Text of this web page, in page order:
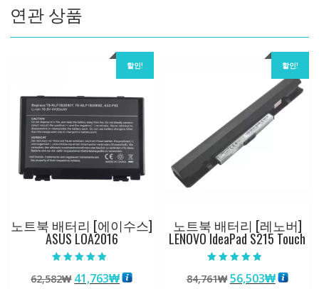
량
연관 상품
할인!
노트북 배터리 [에이수스]
ASUS LOA2016
5.00
로 평가됨
62,582₩ 원
41,763₩현
할인!
노트북 배터리 [레노버]
LENOVO IdeaPad S215 Touch
4.50
로 평가됨
84,761₩ 원
56,503₩현